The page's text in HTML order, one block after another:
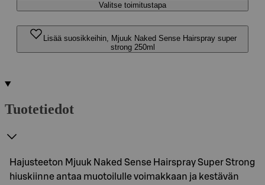
Valitse toimitustapa
Lisää suosikkeihin, Mjuuk Naked Sense Hairspray super
strong 250ml
Tuotetiedot
Hajusteeton Mjuuk Naked Sense Hairspray Super Strong
hiuskiinne antaa muotoilulle voimakkaan ja kestävän